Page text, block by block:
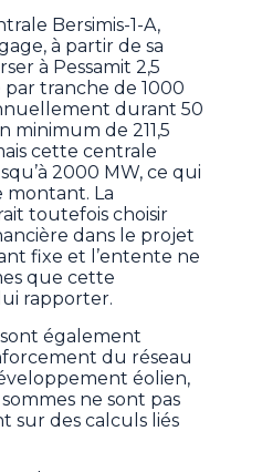
Bersimis-1-A,
à partir de sa
à Pessamit 2,5
tranche de 1000
durant 50
minimum de 211,5
cette centrale
2000 MW, ce qui
montant. La
toutefois choisir
dans le projet
fixe et l’entente ne
que cette
rapporter.
également
du réseau
éolien,
ne sont pas
sur des calculs liés